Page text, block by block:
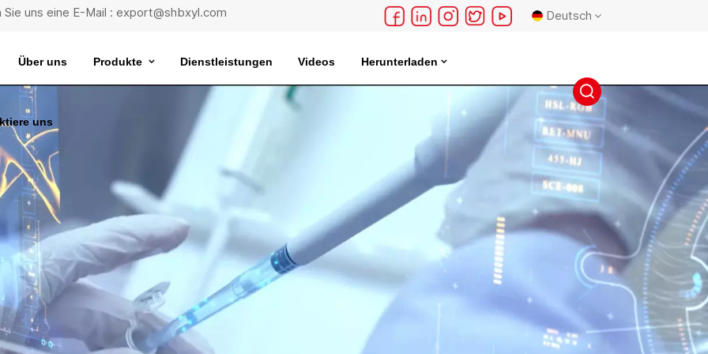
Sie uns eine E-Mail : export@shbxyl.com Deutsch
English
français
русский
español
português
日本語
Über uns Produkte Dienstleistungen Videos Herunterladen
uns